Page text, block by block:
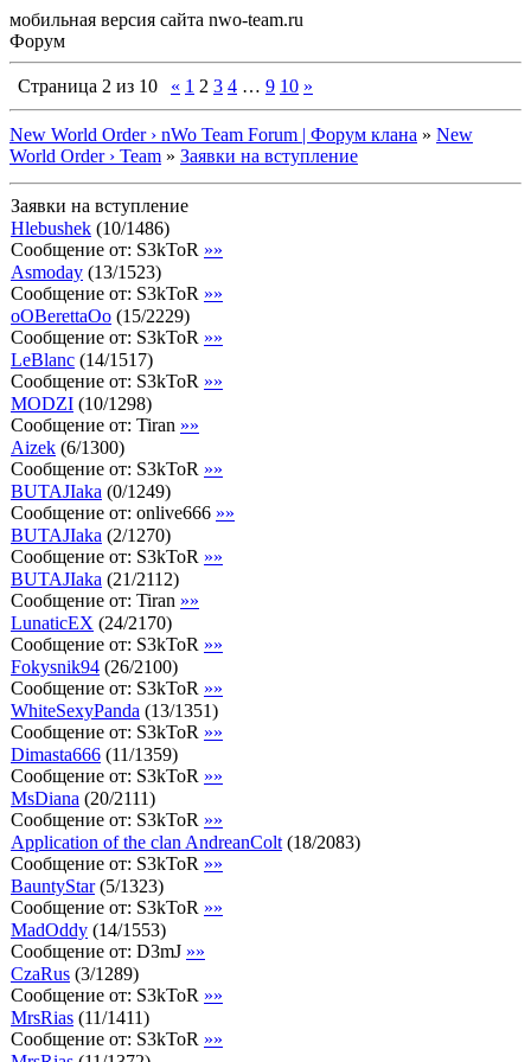
мобильная версия сайта nwo-team.ru
Форум
Страница 2 из 10 « 1 2 3 4 … 9 10 »
New World Order › nWo Team Forum | Форум клана » New
World Order › Team » Заявки на вступление
Заявки на вступление
Hlebushek (10/1486)
Сообщение от: S3kToR »»
Asmoday (13/1523)
Сообщение от: S3kToR »»
oOBerettaOo (15/2229)
Сообщение от: S3kToR »»
LeBlanc (14/1517)
Сообщение от: S3kToR »»
MODZI (10/1298)
Сообщение от: Tiran »»
Aizek (6/1300)
Сообщение от: S3kToR »»
BUTAJIaka (0/1249)
Сообщение от: onlive666 »»
BUTAJIaka (2/1270)
Сообщение от: S3kToR »»
BUTAJIaka (21/2112)
Сообщение от: Tiran »»
LunaticEX (24/2170)
Сообщение от: S3kToR »»
Fokysnik94 (26/2100)
Сообщение от: S3kToR »»
WhiteSexyPanda (13/1351)
Сообщение от: S3kToR »»
Dimasta666 (11/1359)
Сообщение от: S3kToR »»
MsDiana (20/2111)
Сообщение от: S3kToR »»
Application of the clan AndreanColt (18/2083)
Сообщение от: S3kToR »»
BauntyStar (5/1323)
Сообщение от: S3kToR »»
MadOddy (14/1553)
Сообщение от: D3mJ »»
CzaRus (3/1289)
Сообщение от: S3kToR »»
MrsRias (11/1411)
Сообщение от: S3kToR »»